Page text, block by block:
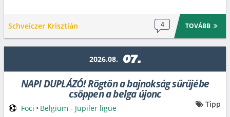
Schveiczer Krisztián 4 TOVÁBB
2026.08. 07.
NAPI DUPLÁZÓ! Rögtön a bajnokság sűrűjébe
csöppen a belga újonc
Foci • Belgium - Jupiler ligue Tipp